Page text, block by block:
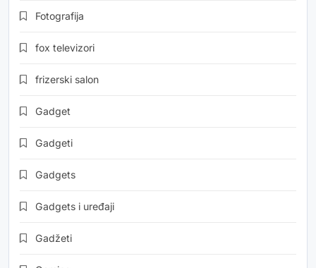
Fotografija
fox televizori
frizerski salon
Gadget
Gadgeti
Gadgets
Gadgets i uređaji
Gadžeti